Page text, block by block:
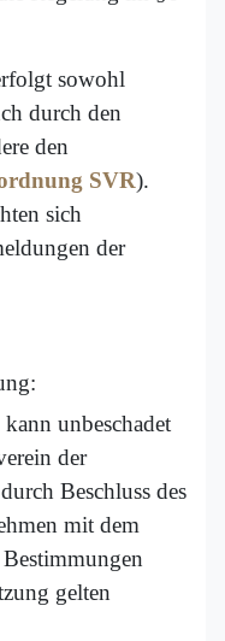
sowohl
durch den
den
SVR).
sich
der
unbeschadet
der
Beschluss des
mit dem
gelten